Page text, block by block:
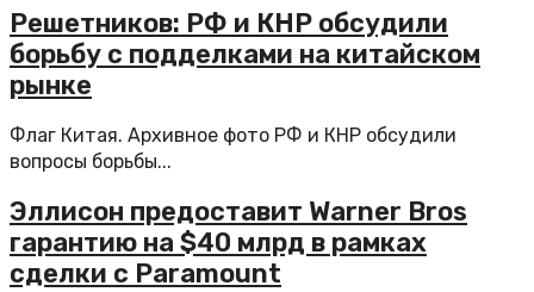
Решетников: РФ и КНР обсудили
борьбу с подделками на китайском
рынке
Флаг Китая. Архивное фото РФ и КНР обсудили
вопросы борьбы...
Эллисон предоставит Warner Bros
гарантию на $40 млрд в рамках
сделки с Paramount